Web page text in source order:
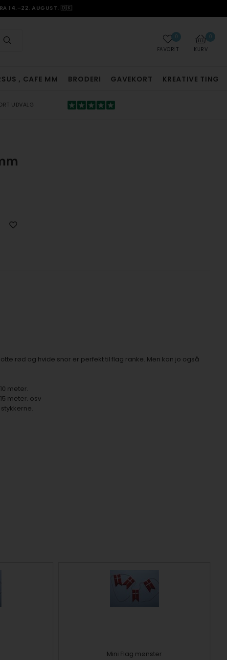
14.–22. AUGUST. 🇩🇰
0
KURV
0
FAVORIT
, CAFE MM BRODERI GAVEKORT KREATIVE TING
UDVALG
rød og hvide snor er perfekt til flag ranke. Men kan jo også
meter.
meter. osv
Mini Flag mønster